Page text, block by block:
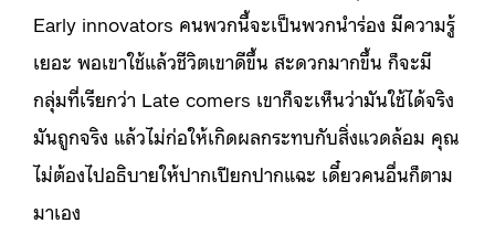
Early innovators คนพวกนี้จะเป็นพวกนำร่อง มีความรู้
เยอะ พอเขาใช้แล้วชีวิตเขาดีขึ้น สะดวกมากขึ้น ก็จะมี
กลุ่มที่เรียกว่า Late comers เขาก็จะเห็นว่ามันใช้ได้จริง
มันถูกจริง แล้วไม่ก่อให้เกิดผลกระทบกับสิ่งแวดล้อม คุณ
ไม่ต้องไปอธิบายให้ปากเปียกปากแฉะ เดี๋ยวคนอื่นก็ตาม
มาเอง